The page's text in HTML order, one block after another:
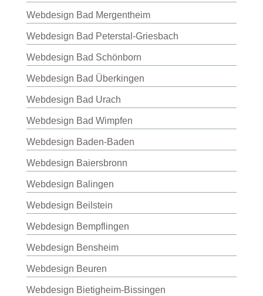
Webdesign Bad Mergentheim
Webdesign Bad Peterstal-Griesbach
Webdesign Bad Schönborn
Webdesign Bad Überkingen
Webdesign Bad Urach
Webdesign Bad Wimpfen
Webdesign Baden-Baden
Webdesign Baiersbronn
Webdesign Balingen
Webdesign Beilstein
Webdesign Bempflingen
Webdesign Bensheim
Webdesign Beuren
Webdesign Bietigheim-Bissingen